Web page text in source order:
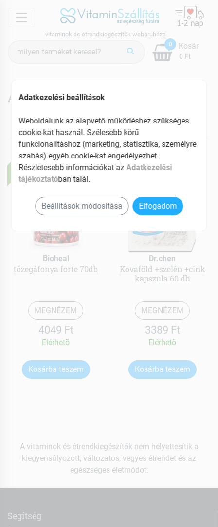
menu
vitaminok és étrendkiegészítők webáruháza
keresés
0
0 Ft
Kosár
Algine termékek
NEKED AJÁNLJUK
ÚJ
Bioheal
tőzegáfonya forte 70db
MEGNÉZEM
4049 Ft
Elérhetõ
Kosárba teszem
Dr.chen
Kovaföld +szelén +cink
kapszula 60 db
MEGNÉZEM
3389 Ft
Elérhetõ
Kosárba teszem
A vitaminok és étrendkiegészítők nem helyettesítik a
kiegyensúlyozott, változatos, vegyes étrendet és az
egészséges életmódot.
Segítség
Adatkezelési beállítások
Weboldalunk az alapvető működéshez szükséges
cookie-kat használ. Szélesebb körű
funkcionalitáshoz (marketing, statisztika, személyre
szabás) egyéb cookie-kat engedélyezhet.
Részletesebb információkat az Adatkezelési
tájékoztatóban talál.
Beállítások módosítása Elfogadom